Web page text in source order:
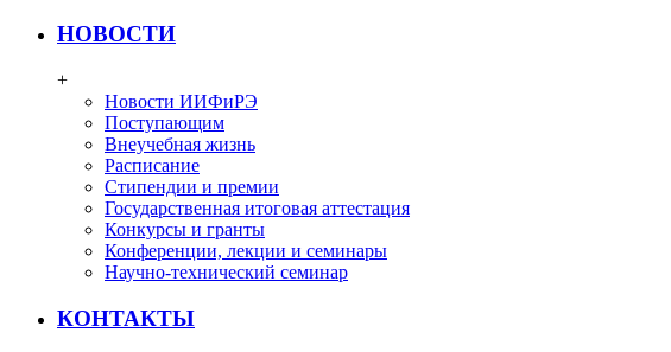
НОВОСТИ
+
Новости ИИФиРЭ
Поступающим
Внеучебная жизнь
Расписание
Стипендии и премии
Государственная итоговая аттестация
Конкурсы и гранты
Конференции, лекции и семинары
Научно-технический семинар
КОНТАКТЫ